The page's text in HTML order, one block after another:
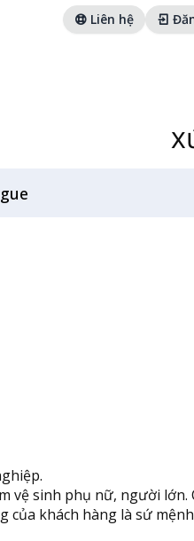
Liên hệ
vệ sinh phụ nữ, người
khách hàng là sứ